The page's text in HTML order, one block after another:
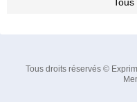
Tous droits réservés ©